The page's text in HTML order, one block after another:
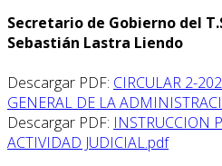
Secretario de Gobierno del
Sebastián Lastra Liendo
Descargar PDF: CIRCULAR 2-
GENERAL DE LA
Descargar PDF: INSTRUCCION
ACTIVIDAD JUDICIAL.pdf